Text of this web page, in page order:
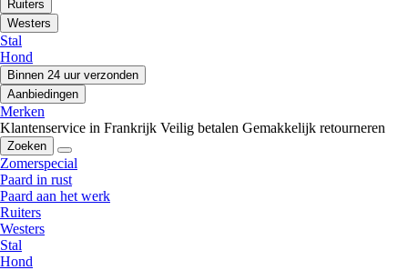
Ruiters
Westers
Stal
Hond
Binnen 24 uur verzonden
Aanbiedingen
Merken
Klantenservice in Frankrijk Veilig betalen Gemakkelijk retourneren
Zoeken
Zomerspecial
Paard in rust
Paard aan het werk
Ruiters
Westers
Stal
Hond